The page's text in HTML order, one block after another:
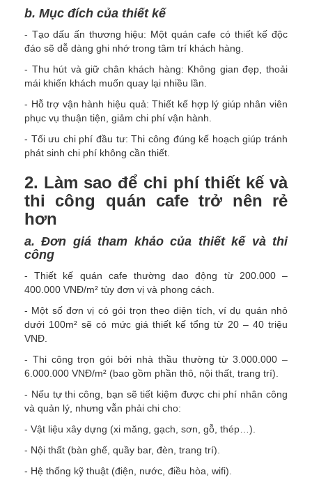
b. Mục đích của thiết kế
- Tạo dấu ấn thương hiệu: Một quán cafe có thiết kế độc
đáo sẽ dễ dàng ghi nhớ trong tâm trí khách hàng.
- Thu hút và giữ chân khách hàng: Không gian đẹp, thoải
mái khiến khách muốn quay lại nhiều lần.
- Hỗ trợ vận hành hiệu quả: Thiết kế hợp lý giúp nhân viên
phục vụ thuận tiện, giảm chi phí vận hành.
- Tối ưu chi phí đầu tư: Thi công đúng kế hoạch giúp tránh
phát sinh chi phí không cần thiết.
2. Làm sao để chi phí thiết kế và
thi công quán cafe trở nên rẻ
hơn
a. Đơn giá tham khảo của thiết kế và thi
công
- Thiết kế quán cafe thường dao động từ 200.000 –
400.000 VNĐ/m² tùy đơn vị và phong cách.
- Một số đơn vị có gói trọn theo diện tích, ví dụ quán nhỏ
dưới 100m² sẽ có mức giá thiết kế tổng từ 20 – 40 triệu
VNĐ.
- Thi công trọn gói bởi nhà thầu thường từ 3.000.000 –
6.000.000 VNĐ/m² (bao gồm phần thô, nội thất, trang trí).
- Nếu tự thi công, bạn sẽ tiết kiệm được chi phí nhân công
và quản lý, nhưng vẫn phải chi cho:
- Vật liệu xây dựng (xi măng, gạch, sơn, gỗ, thép…).
- Nội thất (bàn ghế, quầy bar, đèn, trang trí).
- Hệ thống kỹ thuật (điện, nước, điều hòa, wifi).